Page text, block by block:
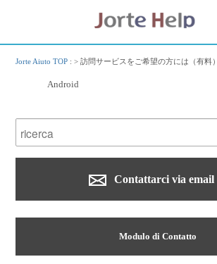
Jorte Aiuto TOP : >訪問サービスをご希望の方には（有料）
Android
Contattarci via email
Modulo di Contatto